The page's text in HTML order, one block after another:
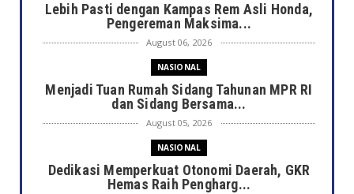
Lebih Pasti dengan Kampas Rem Asli Honda,
Pengereman Maksima...
August 06, 2026
NASIONAL
Menjadi Tuan Rumah Sidang Tahunan MPR RI
dan Sidang Bersama...
August 05, 2026
NASIONAL
Dedikasi Memperkuat Otonomi Daerah, GKR
Hemas Raih Pengharg...